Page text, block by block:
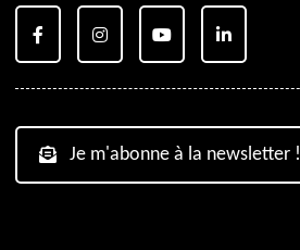
Je m'abonne à la newsletter !